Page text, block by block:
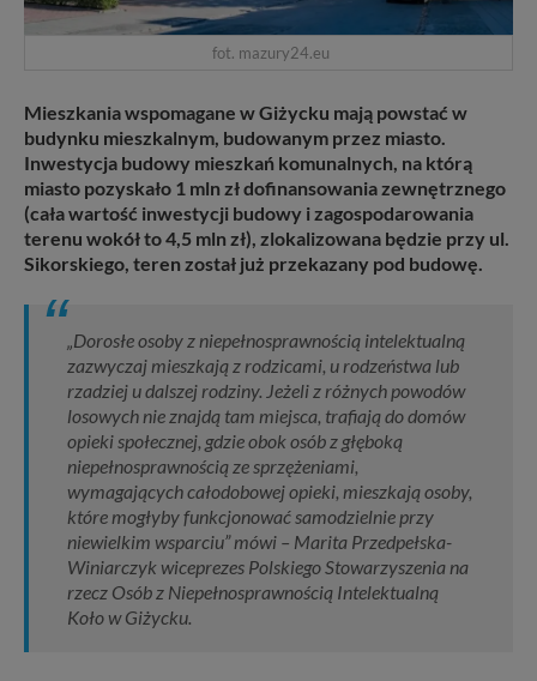
fot. mazury24.eu
Mieszkania wspomagane w Giżycku mają powstać w
budynku mieszkalnym, budowanym przez miasto.
Inwestycja budowy mieszkań komunalnych, na którą
miasto pozyskało 1 mln zł dofinansowania zewnętrznego
(cała wartość inwestycji budowy i zagospodarowania
terenu wokół to 4,5 mln zł), zlokalizowana będzie przy ul.
Sikorskiego, teren został już przekazany pod budowę.
„Dorosłe osoby z niepełnosprawnością intelektualną
zazwyczaj mieszkają z rodzicami, u rodzeństwa lub
rzadziej u dalszej rodziny. Jeżeli z różnych powodów
losowych nie znajdą tam miejsca, trafiają do domów
opieki społecznej, gdzie obok osób z głęboką
niepełnosprawnością ze sprzężeniami,
wymagających całodobowej opieki, mieszkają osoby,
które mogłyby funkcjonować samodzielnie przy
niewielkim wsparciu” mówi – Marita Przedpełska-
Winiarczyk wiceprezes Polskiego Stowarzyszenia na
rzecz Osób z Niepełnosprawnością Intelektualną
Koło w Giżycku.